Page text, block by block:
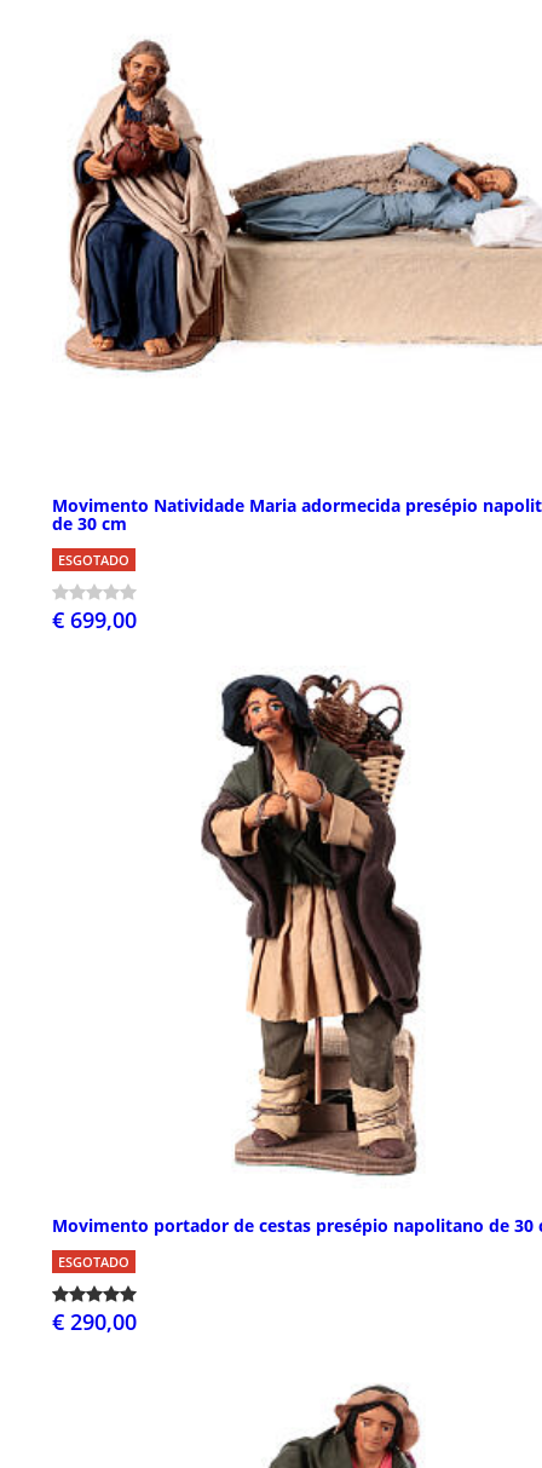
Movimento Natividade Maria adormecida presépio
de 30 cm
ESGOTADO
€ 699,00
Movimento portador de cestas presépio napolitano de 30
ESGOTADO
€ 290,00